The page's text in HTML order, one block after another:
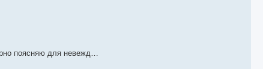
поясняю для невежд…